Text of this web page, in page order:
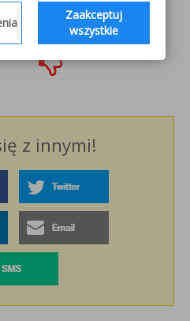
Ciebie przydatny?
z innymi!
Zaakceptuj
wszystkie